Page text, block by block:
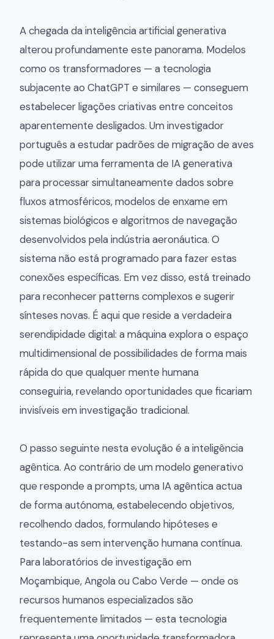
A chegada da inteligência artificial generativa
alterou profundamente este panorama. Modelos
como os transformadores — a tecnologia
subjacente ao ChatGPT e similares — conseguem
estabelecer ligações criativas entre conceitos
aparentemente desligados. Um investigador
português a estudar padrões de migração de aves
pode utilizar uma ferramenta de IA generativa
para processar simultaneamente dados sobre
fluxos atmosféricos, modelos de enxame em
sistemas biológicos e algoritmos de navegação
desenvolvidos pela indústria aeronáutica. O
sistema não está programado para fazer estas
conexões específicas. Em vez disso, está treinado
para reconhecer patterns complexos e sugerir
sínteses novas. É aqui que reside a verdadeira
serendipidade digital: a máquina explora o espaço
multidimensional de possibilidades de forma mais
rápida do que qualquer mente humana
conseguiria, revelando oportunidades que ficariam
invisíveis em investigação tradicional.
O passo seguinte nesta evolução é a inteligência
agêntica. Ao contrário de um modelo generativo
que responde a prompts, uma IA agêntica actua
de forma autónoma, estabelecendo objetivos,
recolhendo dados, formulando hipóteses e
testando-as sem intervenção humana contínua.
Para laboratórios de investigação em
Moçambique, Angola ou Cabo Verde — onde os
recursos humanos especializados são
frequentemente limitados — esta tecnologia